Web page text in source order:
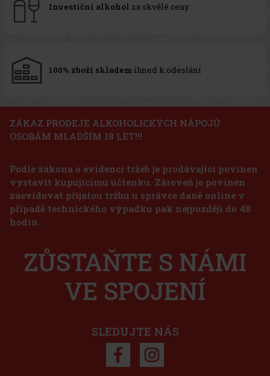
Investiční alkohol za skvělé ceny
100% zboží skladem ihned k odeslání
ZÁKAZ PRODEJE ALKOHOLICKÝCH NÁPOJŮ
OSOBÁM MLADŠÍM 18 LET!!!
Podle zákona o evidenci tržeb je prodávající povinen
vystavit kupujícímu účtenku. Zároveň je povinen
zaevidovat přijatou tržbu u správce daně online v
případě technického výpadku pak nejpozději do 48
hodin.
ZŮSTAŇTE S NÁMI
VE SPOJENÍ
SLEDUJTE NÁS